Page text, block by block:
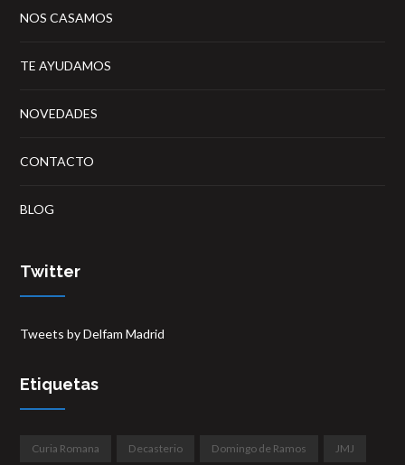
NOS CASAMOS
TE AYUDAMOS
NOVEDADES
CONTACTO
BLOG
Twitter
Tweets by Delfam Madrid
Etiquetas
Curia Romana Decasterio Domingo de Ramos JMJ